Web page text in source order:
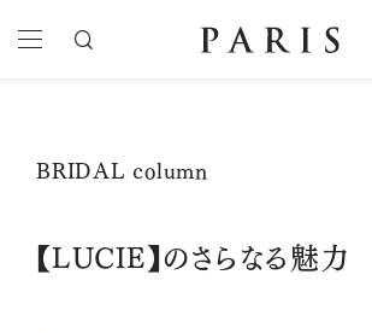
BRIDAL column
【LUCIE】のさらなる魅力